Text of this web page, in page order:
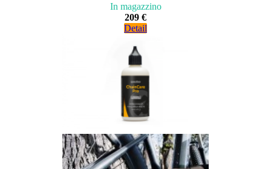
In magazzino
209 €
Detail